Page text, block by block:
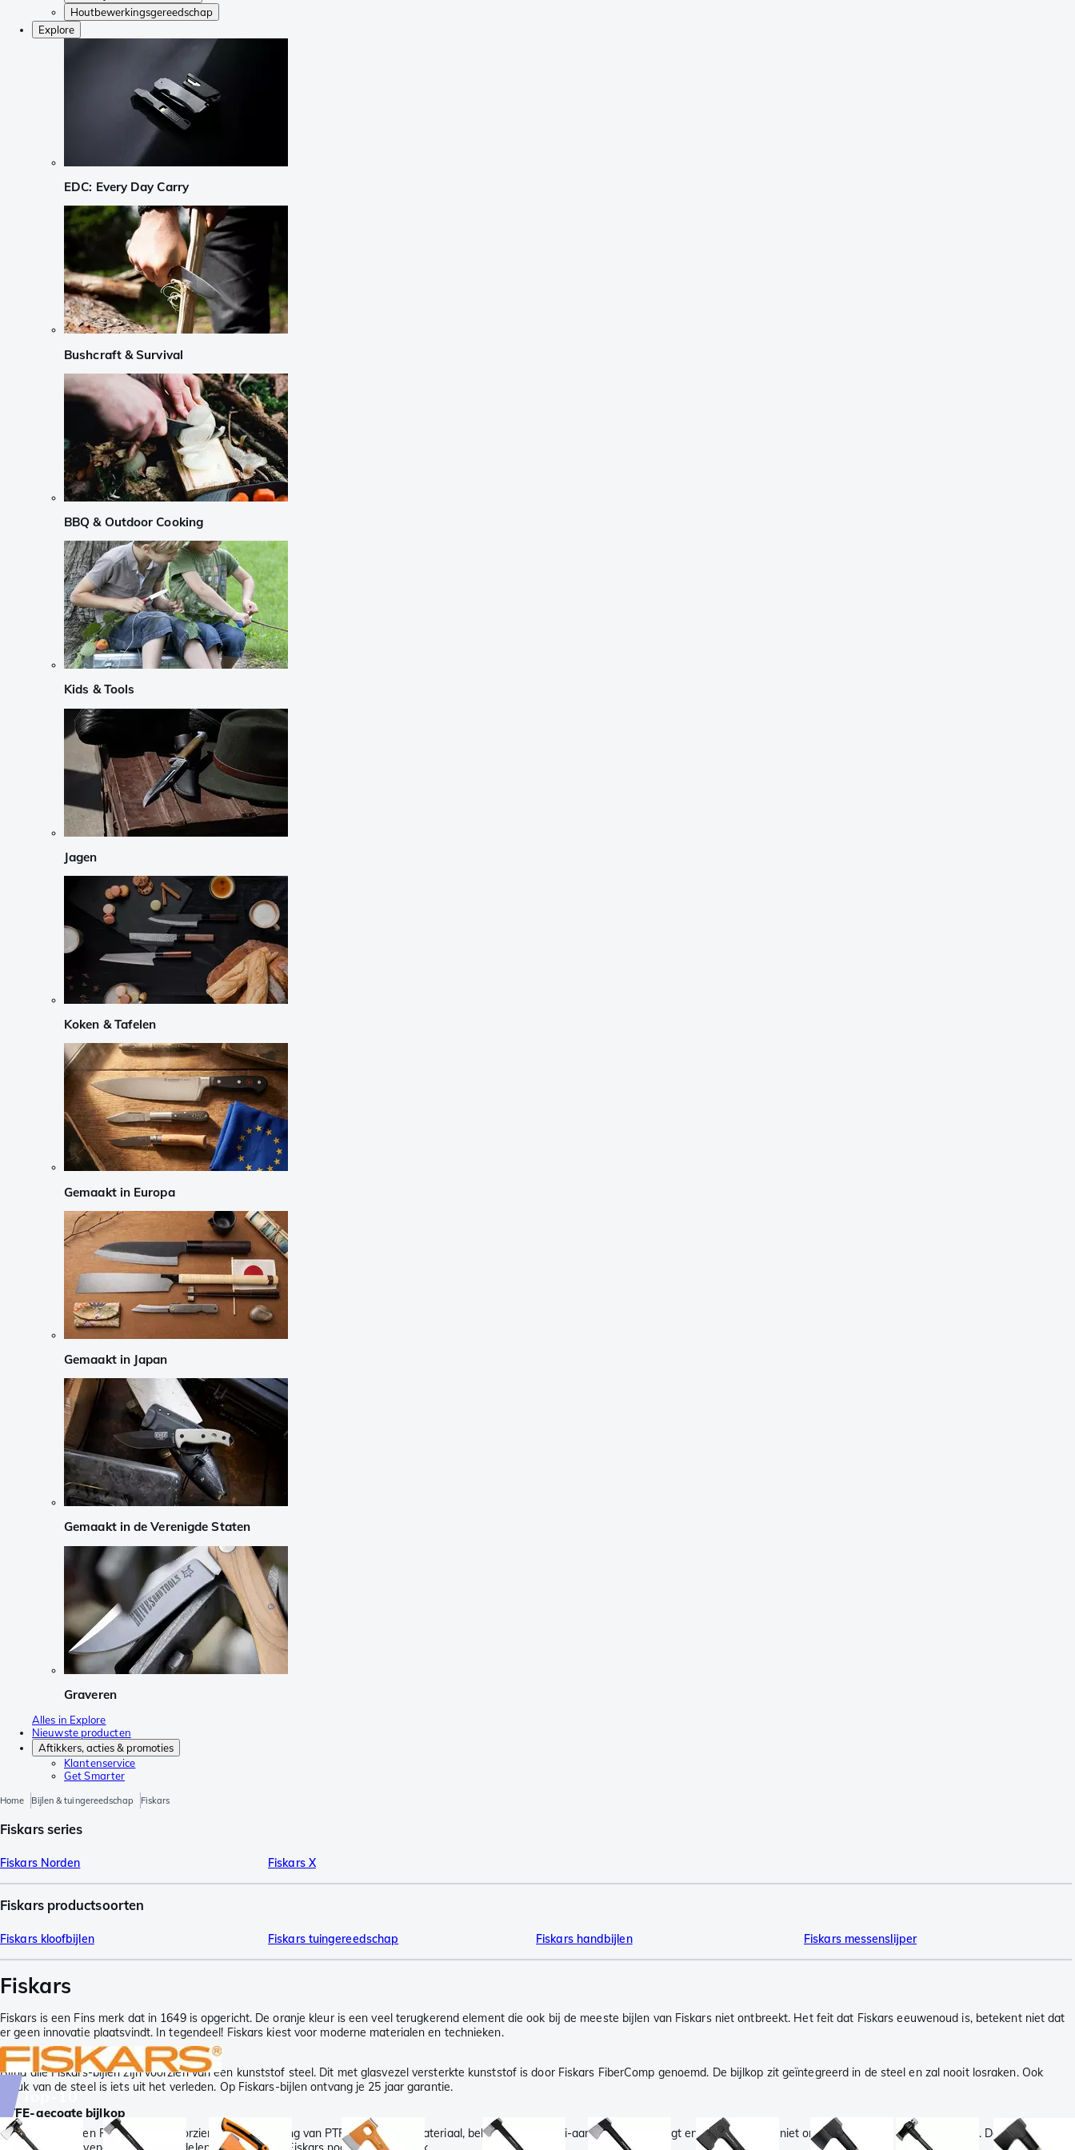
Houtbewerkingsgereedschap
Explore
EDC: Every Day Carry
Bushcraft & Survival
BBQ & Outdoor Cooking
Kids & Tools
Jagen
Koken & Tafelen
Gemaakt in Europa
Gemaakt in Japan
Gemaakt in de Verenigde Staten
Graveren
Alles in Explore
Nieuwste producten
Aftikkers, acties & promoties
Klantenservice
Get Smarter
Home Bijlen & tuingereedschap Fiskars
Fiskars series
Fiskars Norden Fiskars X
Fiskars productsoorten
Fiskars kloofbijlen Fiskars tuingereedschap Fiskars handbijlen Fiskars messenslijper
Fiskars
Fiskars is een Fins merk dat in 1649 is opgericht. De oranje kleur is een veel terugkerend element die ook bij de meeste bijlen van Fiskars niet ontbreekt. Het feit dat Fiskars eeuwenoud is, betekent niet dat
er geen innovatie plaatsvindt. In tegendeel! Fiskars kiest voor moderne materialen en technieken.
Fiskars kunststof stelen
Bijna alle Fiskars-bijlen zijn voorzien van een kunststof steel. Dit met glasvezel versterkte kunststof is door Fiskars FiberComp genoemd. De bijlkop zit geïntegreerd in de steel en zal nooit losraken. Ook
breuk van de steel is iets uit het verleden. Op Fiskars-bijlen ontvang je 25 jaar garantie.
PTFE-gecoate bijlkop
De bijlkop van een Fiskars-bijl is voorzien van een coating van PTFE. Dit gladde materiaal, bekend van de anti-aanbakpannen, zorgt ervoor dat de kop niet onwrikbaar in het hout blijft zitten. De bijl is altijd los
Top-10